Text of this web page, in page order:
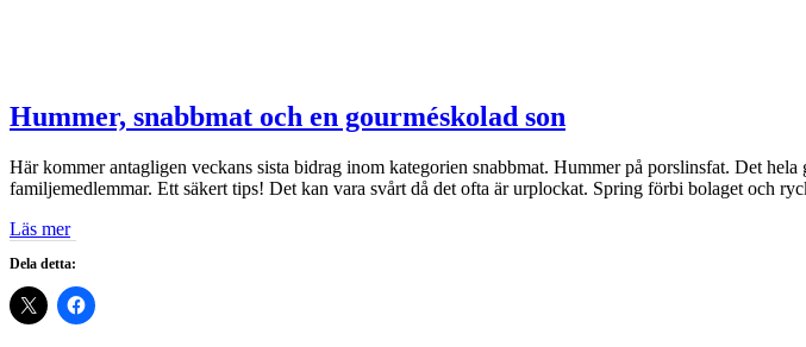
Hummer, snabbmat och en gourméskolad son
Här kommer antagligen veckans sista bidrag inom kategorien snabbmat. Hummer på porslinsfat. Det
familjemedlemmar. Ett säkert tips! Det kan vara svårt då det ofta är urplockat. Spring förbi bolaget och
Läs mer
Dela detta: